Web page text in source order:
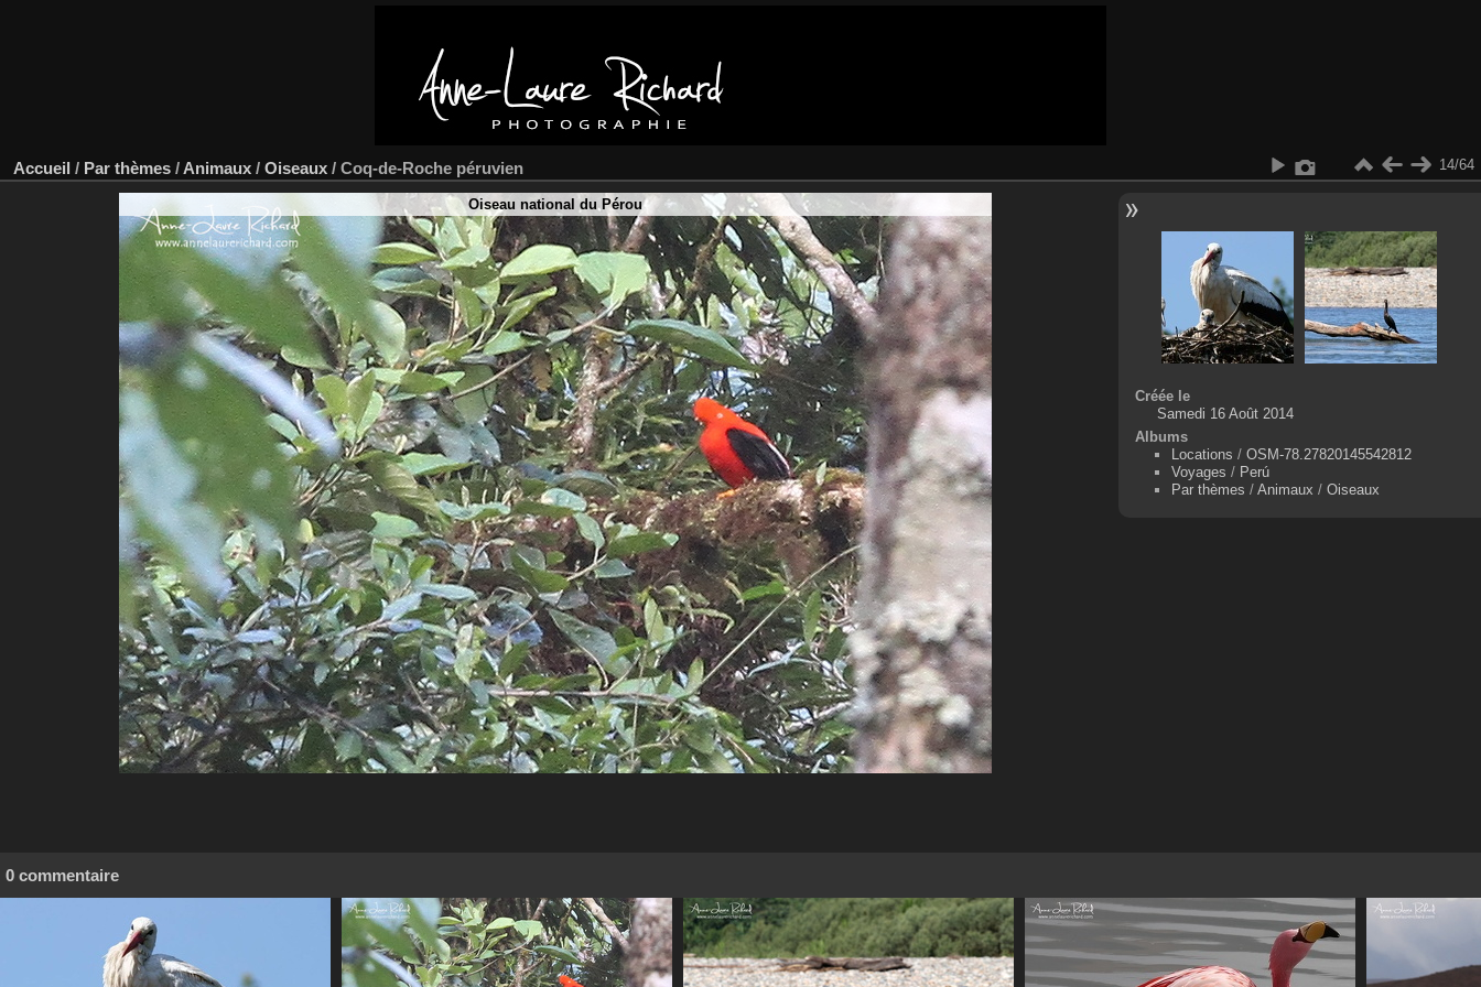
Accueil / Par thèmes / Animaux / Oiseaux / Coq-de-Roche péruvien 14/64
Oiseau national du Pérou
Créée le
Samedi 16 Août 2014
Albums
Locations / OSM-78.27820145542812
Voyages / Perú
Par thèmes / Animaux / Oiseaux
0 commentaire